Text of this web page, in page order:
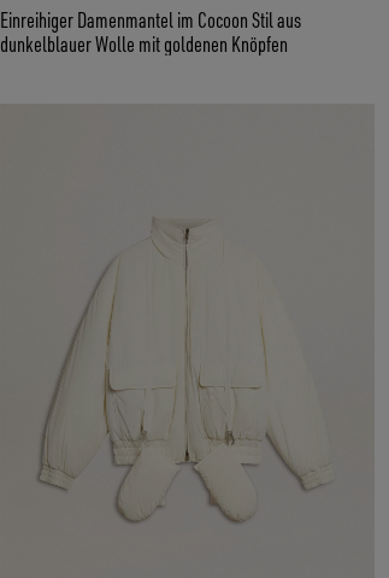
Einreihiger Damenmantel im Cocoon Stil aus
dunkelblauer Wolle mit goldenen Knöpfen